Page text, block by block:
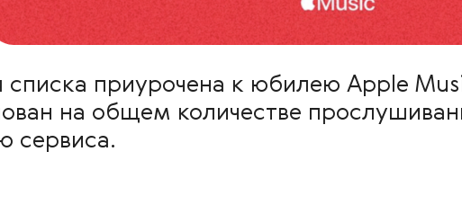
списка приурочена к юбилею Apple
на общем количестве
сервиса.